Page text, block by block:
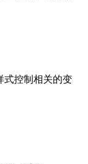
式控制相关的变